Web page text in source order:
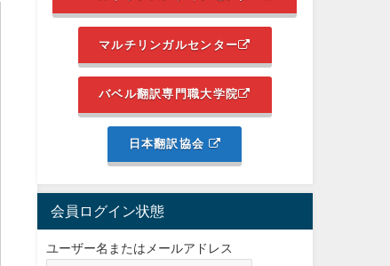
マルチリンガルセンター
バベル翻訳専門職大学院
日本翻訳協会
会員ログイン状態
ユーザー名またはメールアドレス